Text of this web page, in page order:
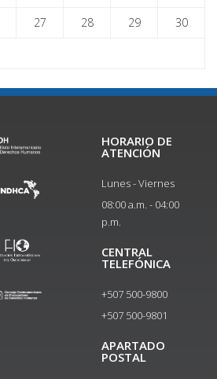
27 28 29 30
HORARIO DE
ATENCIÓN
Lunes - Viernes
08:00 a.m. - 04:00
p.m.
CENTRAL
TELEFÓNICA
+507 500-9800
+507 500-9801​
APARTADO
POSTAL